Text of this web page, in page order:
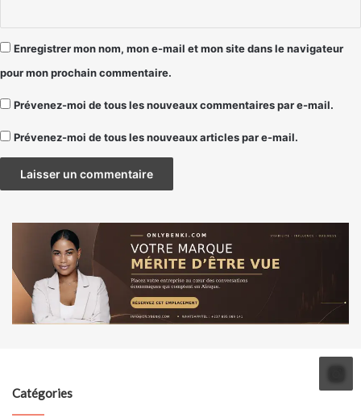
Enregistrer mon nom, mon e-mail et mon site dans le navigateur
pour mon prochain commentaire.
Prévenez-moi de tous les nouveaux commentaires par e-mail.
Prévenez-moi de tous les nouveaux articles par e-mail.
Catégories